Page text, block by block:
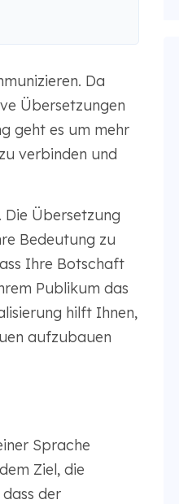
Da
Übersetzungen
geht es um mehr
verbinden und
Die Übersetzung
Bedeutung zu
Ihre Botschaft
Publikum das
hilft Ihnen,
aufzubauen
Sprache
Ziel, die
der